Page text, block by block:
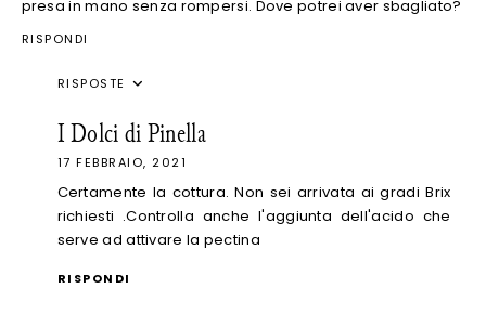
presa in mano senza rompersi. Dove potrei aver sbagliato?
RISPONDI
RISPOSTE
I Dolci di Pinella
17 FEBBRAIO, 2021
Certamente la cottura. Non sei arrivata ai gradi Brix
richiesti .Controlla anche l'aggiunta dell'acido che
serve ad attivare la pectina
RISPONDI